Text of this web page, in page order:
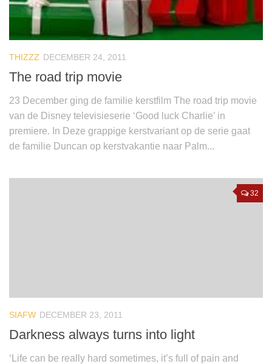
THIZZZ DECEMBER 24, 2011
The road trip movie
23 December ging de familie kerstfilm The road trip movie
van de Disney televisieserie ‘Good luck Charlie’ in
premiere. In Deze grappige kerstvariant op de serie gaat
de familie Duncan op kerstvakantie naar Palm...
32
SIAFW DECEMBER 23, 2011
Darkness always turns into light
‘Life can be really hard sometimes, it’s full of pain and